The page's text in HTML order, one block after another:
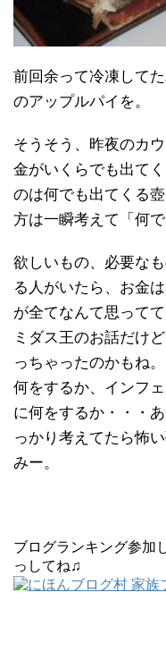
前回余って冷凍して
のアップルパイを。
そうそう、昨夜のカ
金がいくらでも出て
のは何でも出てくる
方は一瞬考えて「何
欲しいもの、必要な
る人がいたら、お金
が全てなんて思って
ミダス王のお話だけ
っちゃったのかもね
何をするか、インフ
に何をするか・・・
っかり考えてたら怖
みー。
ブログランキング参加
っしてね♫